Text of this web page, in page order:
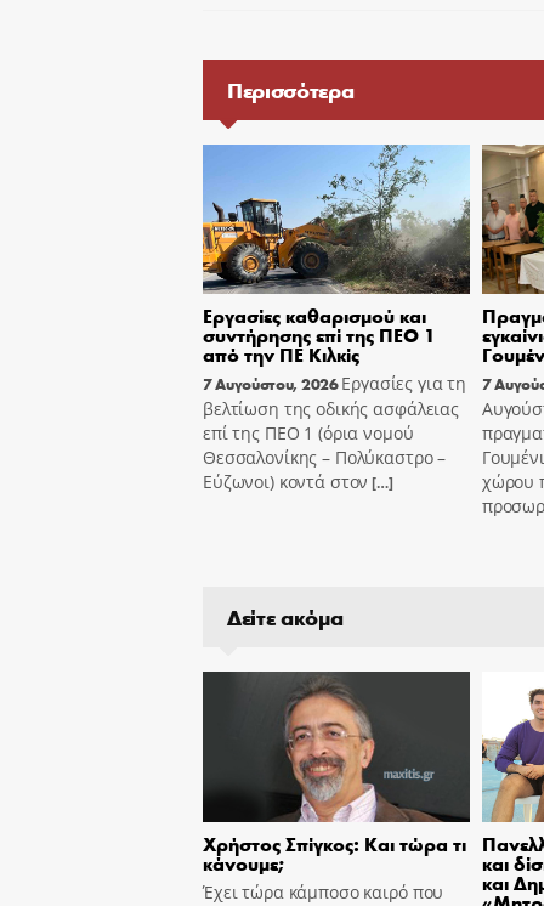
Περισσότερα
Εργασίες καθαρισμού και
συντήρησης επί της ΠΕΟ 1
από την ΠΕ Κιλκίς
7 Αυγούστου, 2026Εργασίες για τη
βελτίωση της οδικής ασφάλειας
επί της ΠΕΟ 1 (όρια νομού
Θεσσαλονίκης – Πολύκαστρο –
Εύζωνοι) κοντά στον […]
7
χώρου
Δείτε ακόμα
Χρήστος Σπίγκος: Και τώρα τι
κάνουμε;
Έχει τώρα κάμποσο καιρό που
και
και